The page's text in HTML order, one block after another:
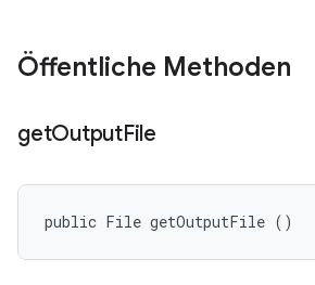
Öffentliche Methoden
getOutputFile
public File getOutputFile ()